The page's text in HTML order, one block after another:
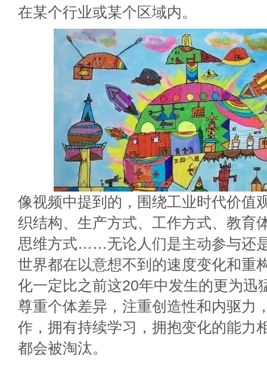
在某个行业或某个区域内。
像视频中提到的，围绕工业时代价值
织结构、生产方式、工作方式、教育
思维方式……无论人们是主动参与还
世界都在以意想不到的速度变化和重
化一定比之前这20年中发生的更为迅
尊重个体差异，注重创造性和内驱力
作，拥有持续学习，拥抱变化的能力
都会被淘汰。